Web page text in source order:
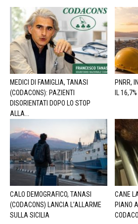
MEDICI DI FAMIGLIA, TANASI
(CODACONS): PAZIENTI
DISORIENTATI DOPO LO STOP
ALLA...
PNRR,
IL
CALO DEMOGRAFICO, TANASI
(CODACONS) LANCIA L’ALLARME
SULLA SICILIA
CANE
PIANO